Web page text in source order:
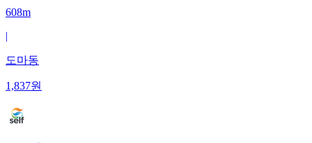
608m
|
도마동
1,837원